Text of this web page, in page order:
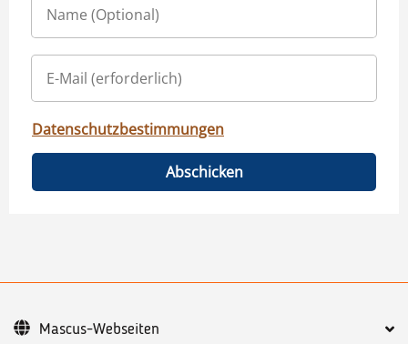
Datenschutzbestimmungen
Abschicken
Mascus-Webseiten